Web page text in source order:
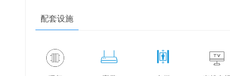
配套设施